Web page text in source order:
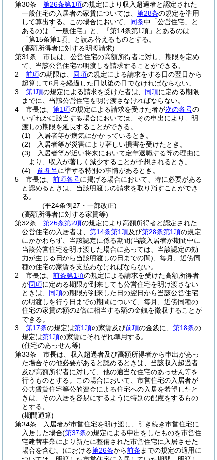
第30条
第26条第1項の規定により収入超過者と認定された
一般住宅の入居者の家賃については、 第28条の規定を準用
して算出する。
この場合において、 同条中「公営住宅」と
あるのは「一般住宅」と、「第14条第1項」とあるのは
「第15条第1項」と読み替えるものとする。
(高額所得者に対する明渡請求)
第31条
市長は、公営住宅の高額所得者に対し、期限を定め
て、当該公営住宅の明渡しを請求することができる。
2
前項の期限は、 同項の規定による請求をする日の翌日から
起算して6月を経過した日以後の日でなければならない。
3
第1項の規定による請求を受けた者は、 同項に定める期限
までに、当該公営住宅を明け渡さなければならない。
4
市長は、 第1項の規定による請求を受けた者が次の各号の
いずれかに該当する場合においては、その申出により、明
渡しの期限を延長することができる。
(1)
入居者等が病気にかかっているとき。
(2)
入居者等が災害により著しい損害を受けたとき。
(3)
入居者等が近い将来において定年退職する等の理由に
より、収入が著しく減少することが予想されるとき。
(4)
前各号に準ずる特別の事情があるとき。
5
市長は、 前項各号に掲げる場合において、特に必要がある
と認めるときは、当該明渡しの請求を取り消すことができ
る。
(平24条例27・一部改正)
(高額所得者に対する家賃等)
第32条
第26条第2項の規定により高額所得者と認定された
公営住宅の入居者は、 第14条第1項及び第28条第1項の規定
にかかわらず、当該認定に係る期間(当該入居者が期間中に
当該公営住宅を明け渡した場合にあっては、当該認定の効
力が生じる日から当該明渡しの日までの間) 、毎月、近傍同
種の住宅の家賃を支払わなければならない。
2
市長は、 前条第1項の規定による請求を受けた高額所得者
が同項に定める期限が到来しても公営住宅を明け渡さない
ときは、 同項の期限が到来した日の翌日から当該公営住宅
の明渡しを行う日までの期間について、毎月、近傍同種の
住宅の家賃の額の2倍に相当する額の金銭を徴収することが
できる。
3
第17条の規定は第1項の家賃及び前項の金銭に、 第18条の
規定は第1項の家賃にそれぞれ準用する。
(住宅のあっせん等)
第33条
市長は、収入超過者及び高額所得者から申出があっ
た場合その他必要があると認めるときは、当該収入超過者
及び高額所得者に対して、他の適当な住宅のあっせん等を
行うものとする。
この場合において、市営住宅の入居者が
公共賃貸住宅等公的資金による住宅への入居を希望したと
きは、その入居を容易にするように特別の配慮をするもの
とする。
(期間通算)
第34条
入居者が市営住宅を明け渡し、引き続き市営住宅に
入居した場合(第37条の規定による申出をしたものを市営住
宅建替事業により新たに整備された市営住宅に入居させた
場合を含む。)における第26条から前条 までの規定の適用に